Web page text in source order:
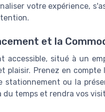
votre expérience,
et la
accessible, situé à un
plaisir. Prenez en
stationnement ou la
du temps et rendra vos